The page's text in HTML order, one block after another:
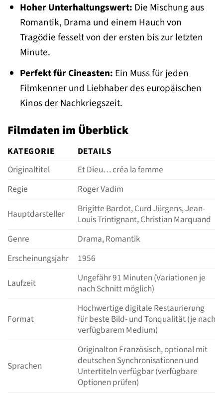
Hoher Unterhaltungswert: Die Mischung aus
Romantik, Drama und einem Hauch von
Tragödie fesselt von der ersten bis zur letzten
Minute.
Perfekt für Cineasten: Ein Muss für jeden
Filmkenner und Liebhaber des europäischen
Kinos der Nachkriegszeit.
Filmdaten im Überblick
KATEGORIE
DETAILS
Originaltitel
Et Dieu… créa la femme
Regie
Roger Vadim
Hauptdarsteller
Brigitte Bardot, Curd Jürgens, Jean-
Louis Trintignant, Christian Marquand
Genre
Drama, Romantik
Erscheinungsjahr
1956
Laufzeit
Ungefähr 91 Minuten (Variationen je
nach Schnitt möglich)
Format
Hochwertige digitale Restaurierung
für beste Bild- und Tonqualität (je nach
verfügbarem Medium)
Sprachen
Originalton Französisch, optional mit
deutschen Synchronisationen und
Untertiteln verfügbar (verfügbare
Optionen prüfen)